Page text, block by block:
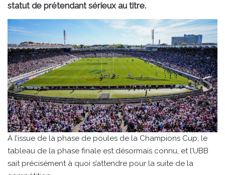
statut de prétendant sérieux au titre.
À l’issue de la phase de poules de la Champions Cup, le
tableau de la phase finale est désormais connu, et l’UBB
sait précisément à quoi s’attendre pour la suite de la